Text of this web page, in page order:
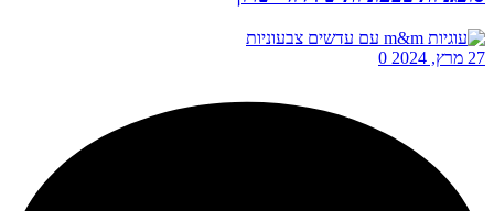
27 מרץ, 2024 0